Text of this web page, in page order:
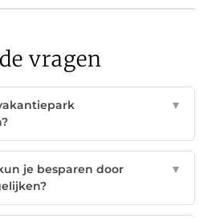
vragen
▼
je besparen door
▼